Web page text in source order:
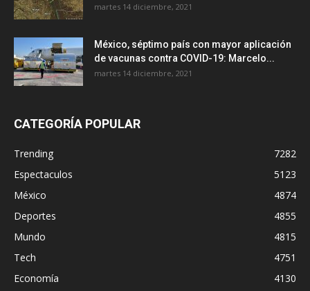
martes 14 diciembre, 2021
México, séptimo país con mayor aplicación
de vacunas contra COVID-19: Marcelo...
martes 14 diciembre, 2021
CATEGORÍA POPULAR
Trending
7282
Espectaculos
5123
México
4874
Deportes
4855
Mundo
4815
Tech
4751
Economía
4130